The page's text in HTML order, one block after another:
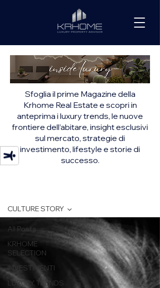
Sfoglia il prime Magazine della
Krhome Real Estate e scopri in
anteprima i luxury trends, le nuove
frontiere dell’abitare, insight esclusivi
sul mercato, strategie di
investimento, lifestyle e storie di
successo.
All Posts
KRHOME
SELECTION
INVESTIMENTI
LUXURY TRENDS
CULTURE STORY